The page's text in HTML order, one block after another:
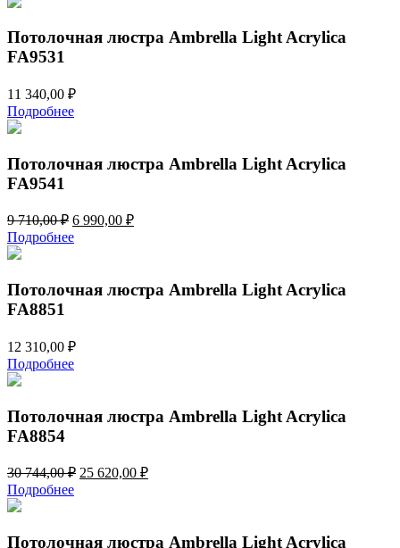
Потолочная люстра Ambrella Light Acrylica
FA9531
11 340,00 ₽
Подробнее
Потолочная люстра Ambrella Light Acrylica
FA9541
9 710,00₽ Первоначальная
цена
составляла
710,00 ₽.
6 990,00 ₽Текущая
Подробнее
Потолочная люстра Ambrella Light Acrylica
FA8851
12 310,00 ₽
Подробнее
Потолочная люстра Ambrella Light Acrylica
FA8854
30 744,00₽ Первоначальная
25 620,00 ₽Текущая
Подробнее
Потолочная люстра Ambrella Light Acrylica